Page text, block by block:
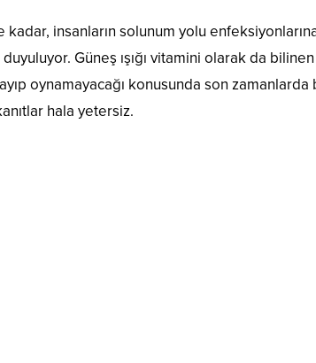
insanların solunum yolu
Güneş ışığı vitamini olarak da
oynamayacağı konusunda son zamanlarda
hala yetersiz.